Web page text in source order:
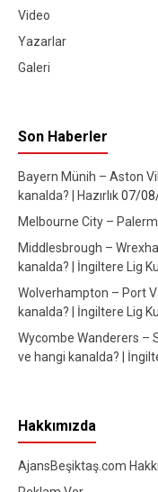
Video
Yazarlar
Galeri
Son Haberler
Bayern Münih – Aston
kanalda? | Hazırlık07/
Melbourne City –
Middlesbrough –
kanalda? | İngiltere Lig
Wolverhampton – Port
kanalda? | İngiltere Lig
Wycombe Wanderers –
ve hangi kanalda? |
Hakkımızda
AjansBeşiktaş.com